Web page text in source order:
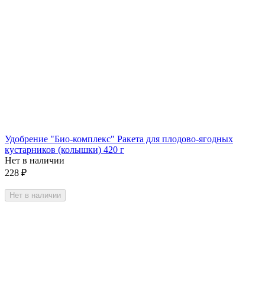
Удобрение "Био-комплекс" Ракета для плодово-ягодных
кустарников (колышки) 420 г
Нет в наличии
228 ₽
Нет в наличии